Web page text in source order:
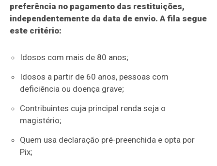
preferência no pagamento das restituições,
independentemente da data de envio. A fila segue
este critério:
Idosos com mais de 80 anos;
Idosos a partir de 60 anos, pessoas com
deficiência ou doença grave;
Contribuintes cuja principal renda seja o
magistério;
Quem usa declaração pré-preenchida e opta por
Pix;